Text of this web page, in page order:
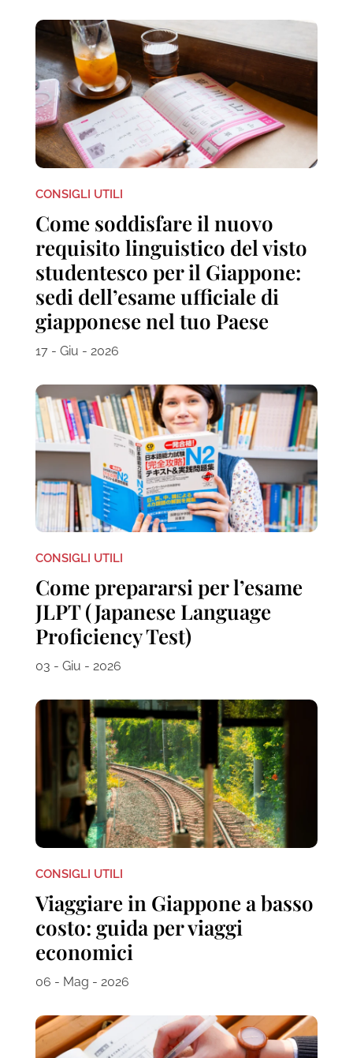
CONSIGLI UTILI
Come soddisfare il nuovo
requisito linguistico del visto
studentesco per il Giappone:
sedi dell’esame ufficiale di
giapponese nel tuo Paese
17 - Giu - 2026
CONSIGLI UTILI
Come prepararsi per l’esame
JLPT (Japanese Language
Proficiency Test)
03 - Giu - 2026
CONSIGLI UTILI
Viaggiare in Giappone a basso
costo: guida per viaggi
economici
06 - Mag - 2026